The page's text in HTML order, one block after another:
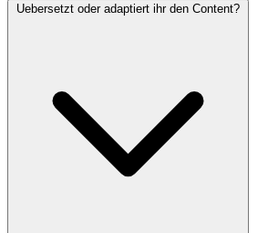
Uebersetzt oder adaptiert ihr den Content?